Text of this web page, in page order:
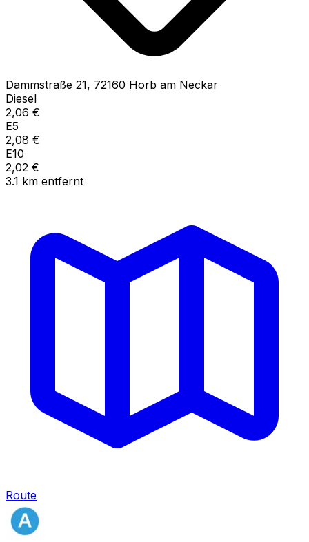
Dammstraße 21, 72160 Horb am Neckar
Diesel
2,06 €
E5
2,08 €
E10
2,02 €
3.1 km entfernt
Route